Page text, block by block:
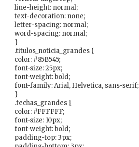
line-height: normal;
text-decoration: none;
letter-spacing: normal;
word-spacing: normal;
}
.titulos_noticia_grandes {
color: #85B545;
font-size: 25px;
font-weight: bold;
font-family: Arial, Helvetica, sans-serif;
}
.fechas_grandes {
color: #FFFFFF;
font-size: 10px;
font-weight: bold;
padding-top: 3px;